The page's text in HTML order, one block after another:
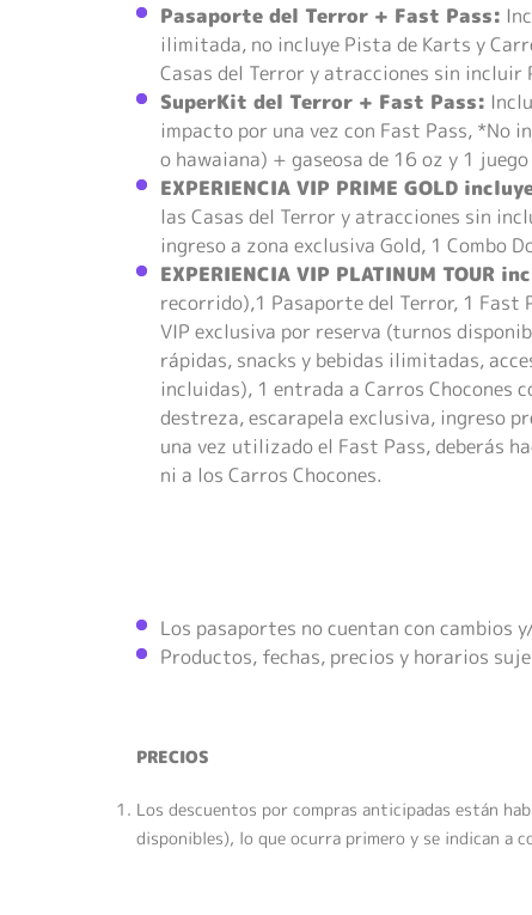
Pasaporte del Terror + Fast Pass:
ilimitada, no incluye Pista de Karts y
Casas del Terror y atracciones sin incluir
SuperKit del Terror + Fast Pass:
impacto por una vez con Fast Pass, *No
o hawaiana) + gaseosa de 16 oz y 1
EXPERIENCIA VIP PRIME GOLD
las Casas del Terror y atracciones sin
ingreso a zona exclusiva Gold, 1 Combo
EXPERIENCIA VIP PLATINUM TOUR
recorrido),1 Pasaporte del Terror, 1 Fast
VIP exclusiva por reserva (turnos
rápidas, snacks y bebidas ilimitadas,
incluidas), 1 entrada a Carros Chocones
destreza, escarapela exclusiva, ingreso
una vez utilizado el Fast Pass, deberás
ni a los Carros Chocones.
Los pasaportes no cuentan con cambios
Productos, fechas, precios y horarios
PRECIOS
Los descuentos por compras anticipadas están
disponibles), lo que ocurra primero y se indican a